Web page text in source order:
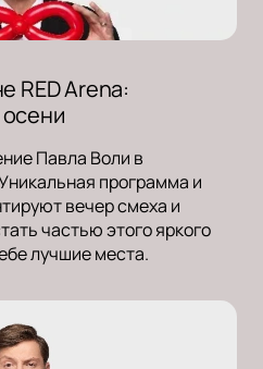
RED Arena:
Павла Воли в
программа и
вечер смеха и
частью этого яркого
лучшие места.